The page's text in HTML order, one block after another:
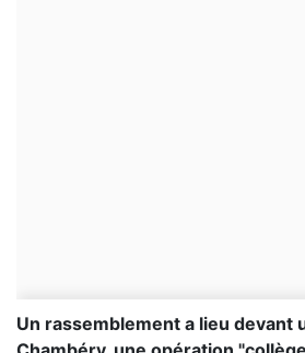
Un rassemblement a lieu devant